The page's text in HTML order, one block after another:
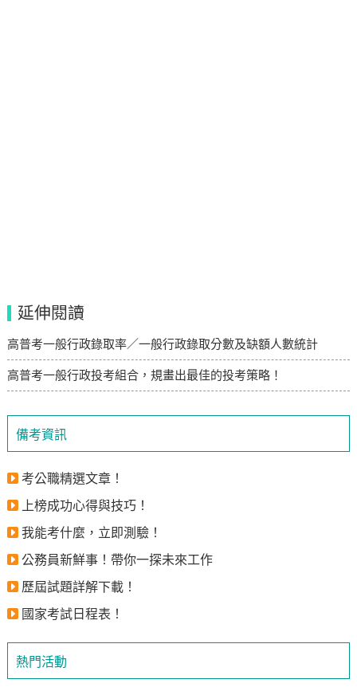
備考資訊
考公職精選文章！
上榜成功心得與技巧！
我能考什麼，立即測驗！
公務員新鮮事！帶你一探未來工作
歷屆試題詳解下載！
國家考試日程表！
熱門活動
延伸閱讀
高普考一般行政錄取率／一般行政錄取分數及缺額人數統計
高普考一般行政投考組合，規畫出最佳的投考策略！